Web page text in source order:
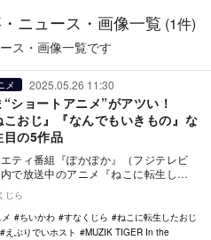
ニュース・画像一覧 (1件)
ス・画像一覧です
メ 2025.05.26 11:30
“ショートアニメ”がアツい！
こおじ』『なんでもいきもの』な
目の5作品
ティ番組『ぽかぽか』（フジテレビ
で放送中のアニメ『ねこに転生した
の名のと…
じら
ちいかわ すなくじら
ねこに転生したおじ
えぶりでいホスト
MUZIK TIGER In the